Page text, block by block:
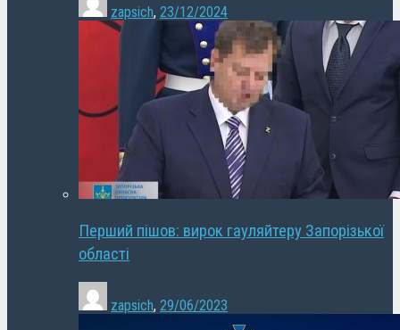
zapsich, 23/12/2024
Перший пішов: вирок гауляйтеру Запорізької
області
zapsich, 29/06/2023